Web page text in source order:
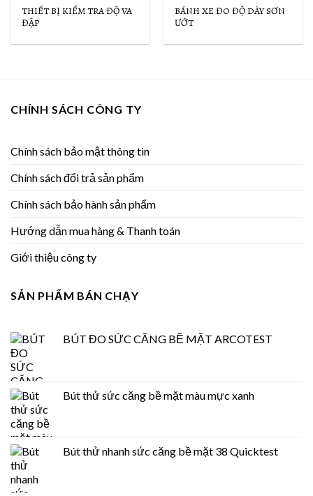
Wishlist
THIẾT BỊ KIỂM TRA ĐỘ VA
ĐẬP
Wishlist
BÁNH XE ĐO ĐỘ DÀY SƠN
ƯỚT
CHÍNH SÁCH CÔNG TY
Chính sách bảo mật thông tin
Chính sách đổi trả sản phẩm
Chính sách bảo hành sản phẩm
Hướng dẫn mua hàng & Thanh toán
Giới thiệu công ty
SẢN PHẨM BÁN CHẠY
BÚT ĐO SỨC CĂNG BỀ MẶT ARCOTEST
Bút thử sức căng bề mặt màu mực xanh
Bút thử nhanh sức căng bề mặt 38 Quicktest